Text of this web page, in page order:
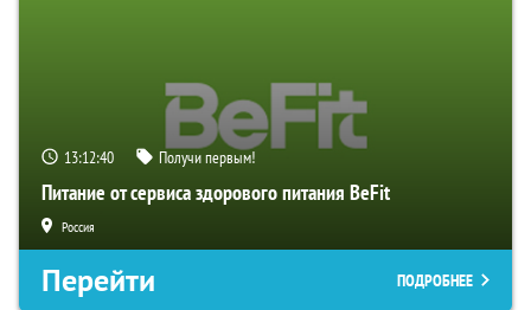
13:12:39 Получи первым!
Питание от сервиса здорового питания BeFit
Россия
Перейти ПОДРОБНЕЕ